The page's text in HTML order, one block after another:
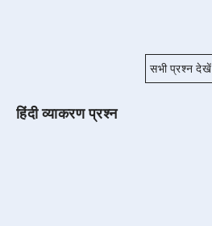
सभी प्रश्न देखें
हिंदी व्याकरण प्रश्न